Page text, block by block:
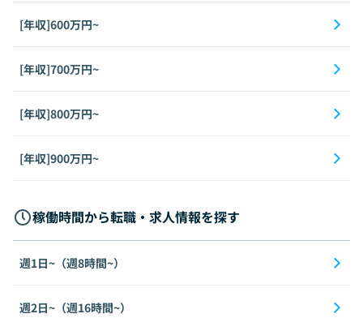
[年収]600万円~
[年収]700万円~
[年収]800万円~
[年収]900万円~
稼働時間から転職・求人情報を探す
週1日~（週8時間~）
週2日~（週16時間~）